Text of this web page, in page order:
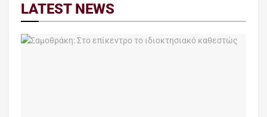
LATEST NEWS